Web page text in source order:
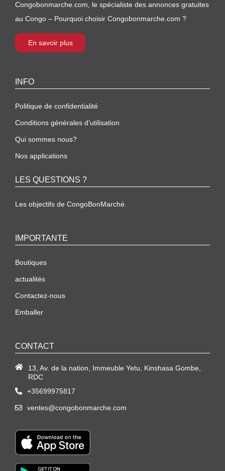
Congobonmarche.com, le spécialiste des annonces gratuites
au Congo – Pourquoi choisir Congobonmarche.com ?
En savoir plus
INFO
Politique de confidentialité
Conditions générales d’utilisation
Qui sommes nous?
Nos applications
LES QUESTIONS ?
Les objectifs de CongoBonMarché.
IMPORTANTE
Boutiques
actualités
Contactez-nous
Emballer
CONTACT
13, Av. de la nation, Immeuble Yetu, Kinshasa Gombe,
RDC
+35699975817
ventes@congobonmarche.com